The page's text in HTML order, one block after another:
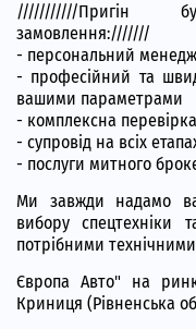
///////////Пригін
замовлення:///////
- персональний
- професійний та
вашими параметрами
- комплексна
- супровід на всіх
- послуги митного
Ми завжди надамо
вибору спецтехніки
потрібними
Європа Авто" на
Криниця (Рівненська